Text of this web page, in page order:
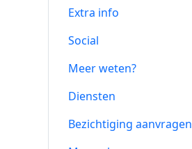
Extra info
Social
Meer weten?
Diensten
Bezichtiging aanvragen